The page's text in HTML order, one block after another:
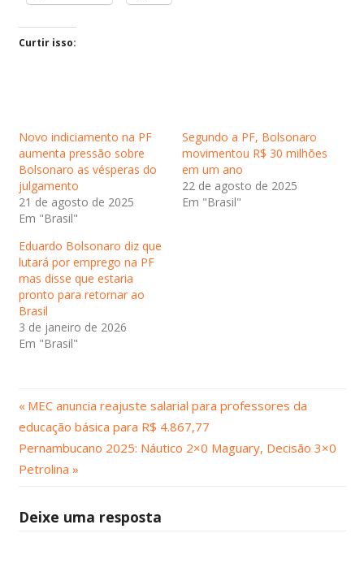
Curtir isso:
Novo indiciamento na PF
aumenta pressão sobre
Bolsonaro as vésperas do
julgamento
21 de agosto de 2025
Em "Brasil"
Segundo a PF, Bolsonaro
movimentou R$ 30 milhões
em um ano
22 de agosto de 2025
Em "Brasil"
Eduardo Bolsonaro diz que
lutará por emprego na PF
mas disse que estaria
pronto para retornar ao
Brasil
3 de janeiro de 2026
Em "Brasil"
Navegação
de
Post
Post
Anterior:
MEC anuncia reajuste salarial para professores da
educação básica para R$ 4.867,77
Próximo
Post:
Pernambucano 2025: Náutico 2×0 Maguary, Decisão 3×0
Petrolina
Deixe uma resposta